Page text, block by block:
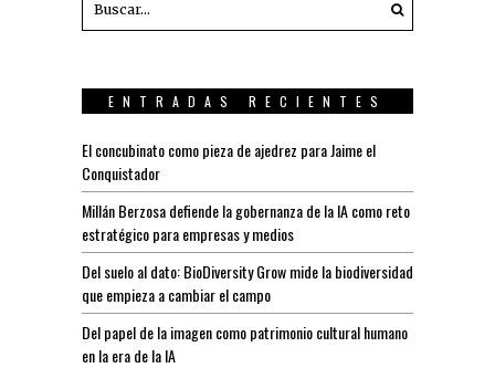
ENTRADAS RECIENTES
El concubinato como pieza de ajedrez para Jaime el
Conquistador
Millán Berzosa defiende la gobernanza de la IA como reto
estratégico para empresas y medios
Del suelo al dato: BioDiversity Grow mide la biodiversidad
que empieza a cambiar el campo
Del papel de la imagen como patrimonio cultural humano
en la era de la IA